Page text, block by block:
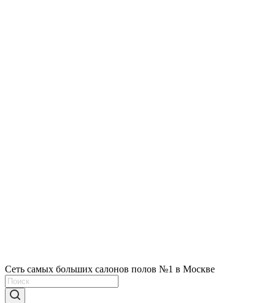
Сеть самых больших салонов полов №1 в Москве